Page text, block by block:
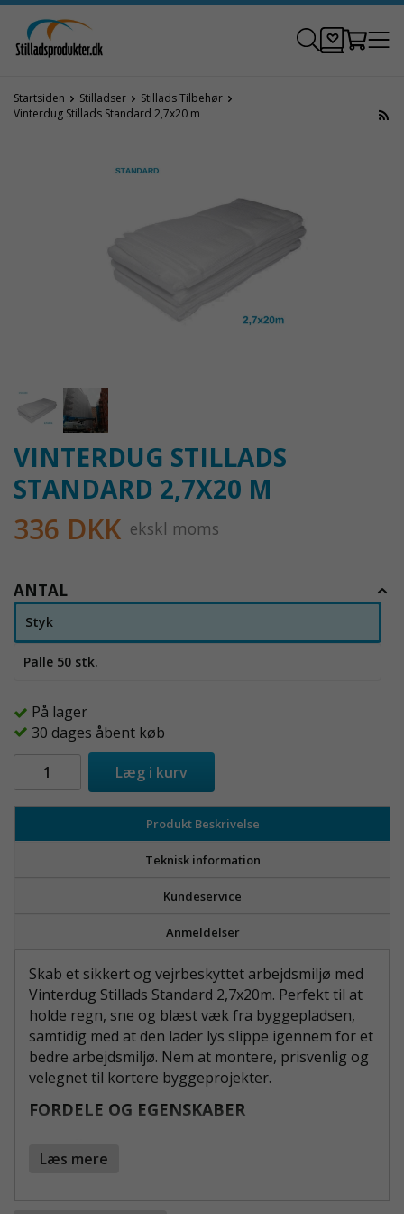
Startsiden Stilladser
Stillads Tilbehør
Vinterdug Stillads Standard 2,7x20 m
VINTERDUG STILLADS
STANDARD 2,7X20 M
336 DKK ekskl moms
ANTAL
Styk
Palle 50 stk.
På lager
30 dages åbent køb
Læg i kurv
Produkt Beskrivelse
Teknisk information
Kundeservice
Anmeldelser
Skab et sikkert og vejrbeskyttet arbejdsmiljø med
Vinterdug Stillads Standard 2,7x20m. Perfekt til at
holde regn, sne og blæst væk fra byggepladsen,
samtidig med at den lader lys slippe igennem for et
bedre arbejdsmiljø. Nem at montere, prisvenlig og
velegnet til kortere byggeprojekter.
FORDELE OG EGENSKABER
Holder arbejdspladsen tør og fri for nedbør.
Læs mere